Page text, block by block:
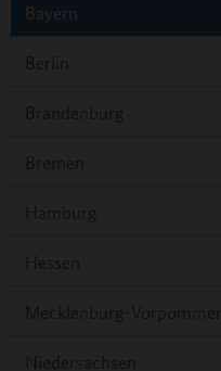
Bayern
Berlin
Brandenburg
Bremen
Hamburg
Hessen
Mecklenburg-
Niedersachsen